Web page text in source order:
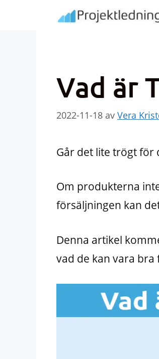
Vad är
2022-11-18 av Vera
Går det lite trögt för
Om produkterna
försäljningen kan
Denna artikel
vad de kan vara bra